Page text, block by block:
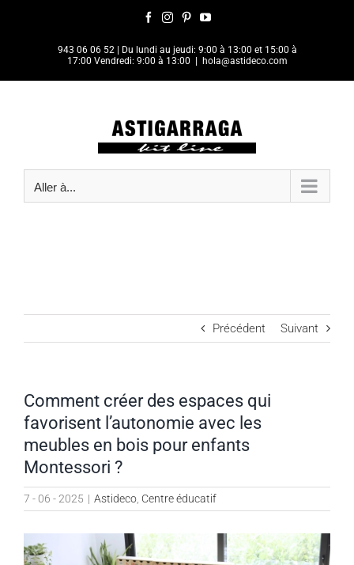
Facebook
InstagramPinterestYouTube
943 06 06 52
| Du lundi au jeudi: 9:00 à 13:00 et 15:00 à
17:00 Vendredi: 9:00 à 13:00
hola@astideco.com
Aller à...
Précédent Suivant
Comment créer des espaces qui
favorisent l’autonomie avec les
meubles en bois pour enfants
Montessori ?
7 - 06 - 2025 | Astideco Centre éducatif
Voir
l'image